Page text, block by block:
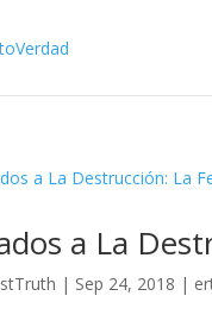
a La
| Sep 24, 2018 |